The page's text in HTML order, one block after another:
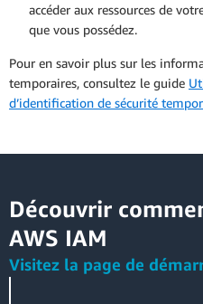
accéder aux ressources de
que vous possédez.
Pour en savoir plus sur les
temporaires, consultez le guide
d’identification de sécurité
Découvrir
AWS IAM
Visitez la page de